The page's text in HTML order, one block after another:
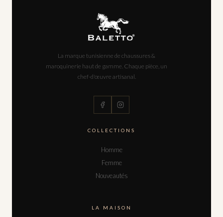
La marque tunisienne de chaussures &
maroquinerie haut de gamme. Chaque pièce, un
chef-d'œuvre artisanal.
COLLECTIONS
Homme
Femme
Nouveautés
LA MAISON